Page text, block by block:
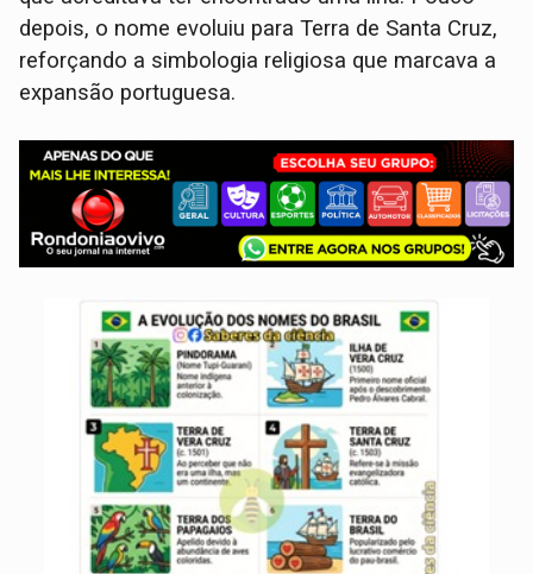
depois, o nome evoluiu para Terra de Santa Cruz,
reforçando a simbologia religiosa que marcava a
expansão portuguesa.